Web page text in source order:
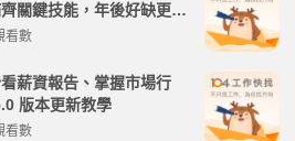
關鍵技能，年後好缺更有
看數
薪資報告、掌握市場行
版本更新教學
看數